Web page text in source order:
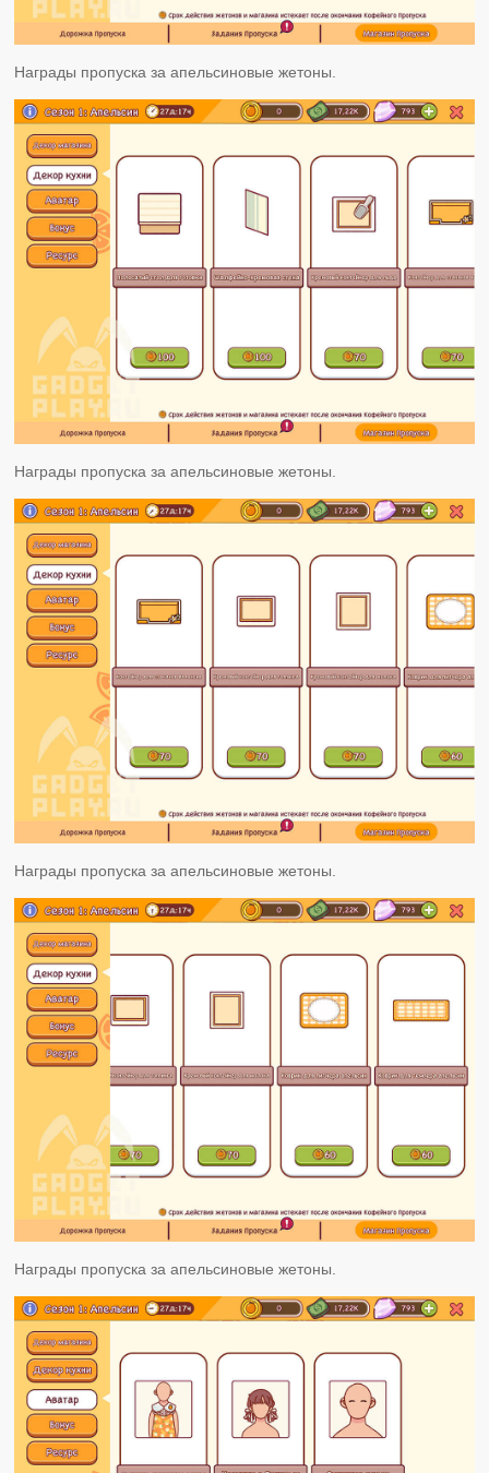
Награды пропуска за апельсиновые жетоны.
Награды пропуска за апельсиновые жетоны.
Награды пропуска за апельсиновые жетоны.
Награды пропуска за апельсиновые жетоны.